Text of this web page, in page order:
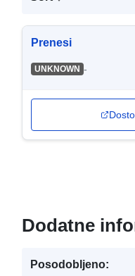
Prenesi
UNKNOWN -
Dodatne
Posodobljeno: